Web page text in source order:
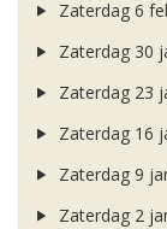
Zaterdag 6
Zaterdag 30
Zaterdag 23
Zaterdag 16
Zaterdag 9
Zaterdag 2